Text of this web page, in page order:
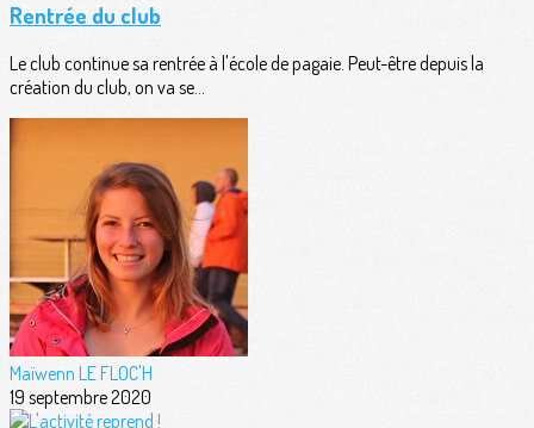
Rentrée du club
Le club continue sa rentrée à l'école de pagaie. Peut-être depuis la
création du club, on va se...
Maïwenn LE FLOC'H
19 septembre 2020